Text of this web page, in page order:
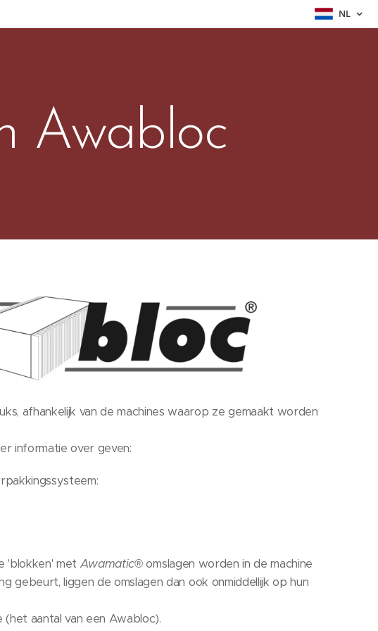
NL
Awabloc
afhankelijk van de machines waarop ze gemaakt worden
informatie over geven:
'blokken' met Awamatic®omslagen worden in de machine
gebeurt, liggen de omslagen dan ook onmiddellijk op hun
aantal van een Awabloc).